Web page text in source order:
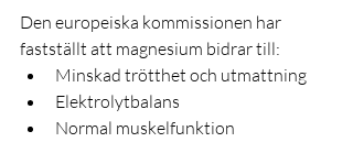
Den europeiska kommissionen har
fastställt att magnesium bidrar till:
Minskad trötthet och utmattning
Elektrolytbalans
Normal muskelfunktion